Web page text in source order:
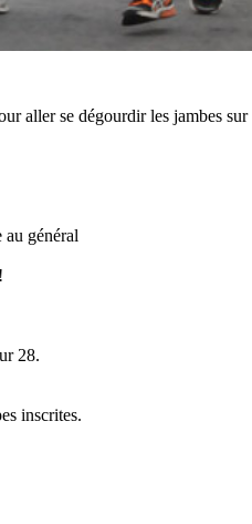
aller se dégourdir les jambes sur
au général
28.
inscrites.